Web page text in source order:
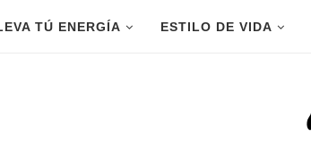
TÚ ENERGÍA ESTILO DE VIDA